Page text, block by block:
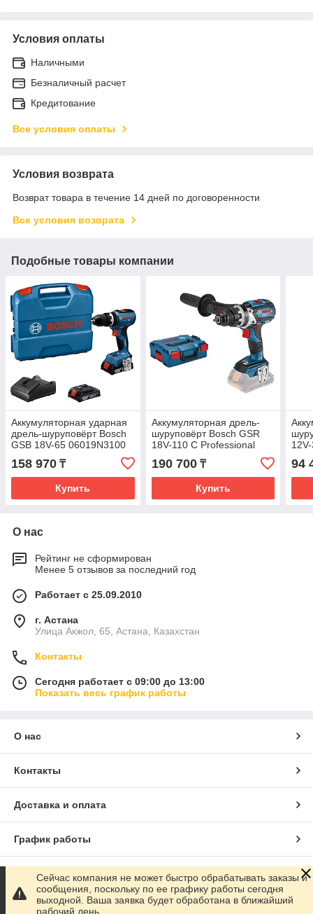
Условия оплаты
Наличными
Безналичный расчет
Кредитование
Все условия оплаты
Условия возврата
Возврат товара в течение 14 дней по договоренности
Все условия возврата
Подобные товары компании
Аккумуляторная ударная
дрель-шуруповёрт Bosch
GSB 18V-65 06019N3100
158 970 ₸
Купить
Аккумуляторная дрель-
шуруповёрт Bosch GSR
18V-110 C Professional
Solo 06019G0109
190 700₸
Купить
94
О нас
Рейтинг не сформирован
Менее 5 отзывов за последний год
Работает с 25.09.2010
г. Астана
Улица Акжол, 65, Астана, Казахстан
Контакты
Сегодня работает с 09:00 до 13:00
Показать весь график работы
О нас
Контакты
Доставка и оплата
График работы
Полная версия сайта
Сайт создан на маркетплейсе Satu.kz
Сейчас компания не может быстро обрабатывать заказы и
сообщения, поскольку по ее графику работы сегодня
выходной. Ваша заявка будет обработана в ближайший
рабочий день.